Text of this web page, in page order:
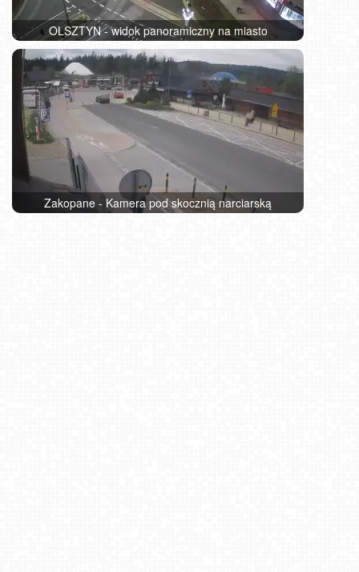
OLSZTYN - widok panoramiczny na miasto
Zakopane - Kamera pod skocznią narciarską